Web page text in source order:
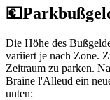
💶
Die Höhe des
variiert je nach Zone.
Zeitraum zu parken.
Braine l'Alleud ein
unten: